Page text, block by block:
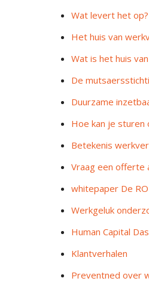
Wat levert het op?
Het huis van
Wat is het huis
De
Duurzame
Hoe kan je sturen
Betekenis
Vraag een offerte
whitepaper De
Werkgeluk
Human Capital
Klantverhalen
Preventned over